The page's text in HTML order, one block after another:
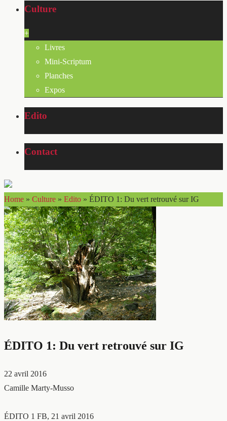
Culture
+
Livres
Mini-Scriptum
Planches
Expos
Edito
Contact
Home » Culture » Edito » ÉDITO 1: Du vert retrouvé sur IG
ÉDITO 1: Du vert retrouvé sur IG
22 avril 2016
Camille Marty-Musso
ÉDITO 1 FB, 21 avril 2016